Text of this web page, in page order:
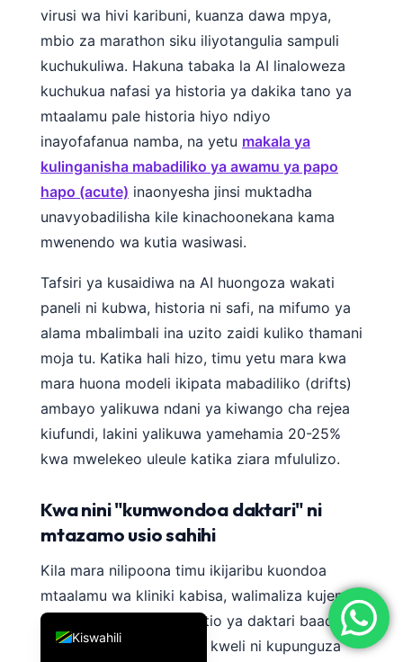
virusi wa hivi karibuni, kuanza dawa mpya,
mbio za marathon siku iliyotangulia sampuli
kuchukuliwa. Hakuna tabaka la AI linaloweza
kuchukua nafasi ya historia ya dakika tano ya
mtaalamu pale historia hiyo ndiyo
inayofafanua namba, na yetu makala ya
kulinganisha mabadiliko ya awamu ya papo
hapo (acute) inaonyesha jinsi muktadha
unavyobadilisha kile kinachoonekana kama
mwenendo wa kutia wasiwasi.
Tafsiri ya kusaidiwa na AI huongoza wakati
paneli ni kubwa, historia ni safi, na mifumo ya
alama mbalimbali ina uzito zaidi kuliko thamani
moja tu. Katika hali hizo, timu yetu mara kwa
mara huona modeli ikipata mabadiliko (drifts)
ambayo yalikuwa ndani ya kiwango cha rejea
kiufundi, lakini yalikuwa yamehamia 20-25%
kwa mwelekeo uleule katika ziara mfululizo.
Kwa nini "kumwondoa daktari" ni
mtazamo usio sahihi
Kila mara nilipoona timu ikijaribu kuondoa
mtaalamu wa kliniki kabisa, walimaliza kujenga
toleo baya zaidi la mapitio ya daktari baada ya
mwaka mmoja. Lengo la kweli ni kupunguza
Kiswahili
Deutsch
Français
Italiano
Español
Português
Türkçe
Română
简体中文
فارسی
Български
Dansk
Nederlands
हिन्दी
Bahasa Indonesia
Հայերեն
Íslenska
Српски језик